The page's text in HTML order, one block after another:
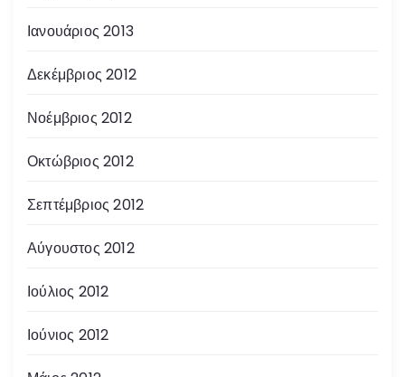
Ιανουάριος 2013
Δεκέμβριος 2012
Νοέμβριος 2012
Οκτώβριος 2012
Σεπτέμβριος 2012
Αύγουστος 2012
Ιούλιος 2012
Ιούνιος 2012